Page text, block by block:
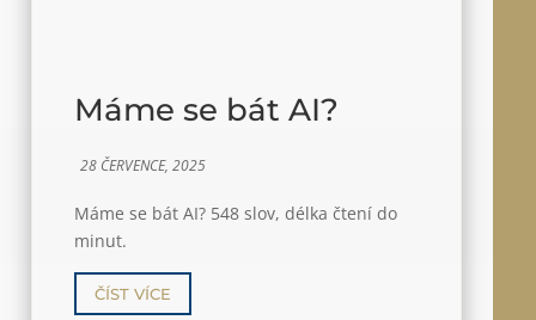
Máme se bát AI?
28 ČERVENCE, 2025
Máme se bát AI? 548 slov, délka čtení do
minut.
ČÍST VÍCE